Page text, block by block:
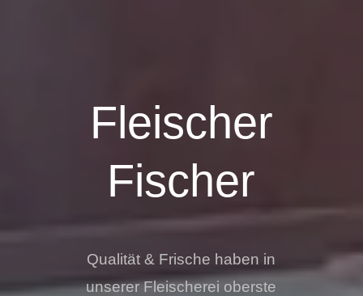
Fleischer
Fischer
Qualität & Frische haben in
unserer Fleischerei oberste